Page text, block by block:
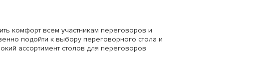
комфорт всем участникам переговоров и
подойти к выбору переговорного стола и
ассортимент столов для переговоров